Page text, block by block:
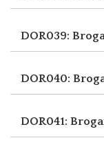
DOR039:
DOR040:
DOR041: